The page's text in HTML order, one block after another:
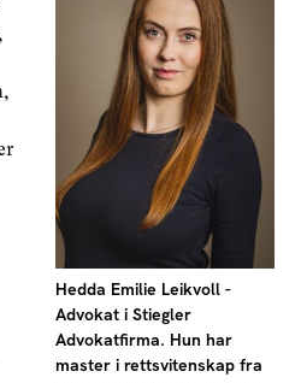
Hedda Emilie Leikvoll -
Advokat i Stiegler
Advokatfirma. Hun har
master i rettsvitenskap fra